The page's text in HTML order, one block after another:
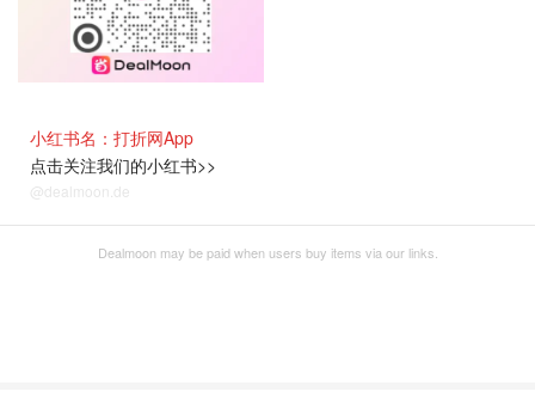
小红书名：打折网App
点击关注我们的小红书>>
@dealmoon.de
Dealmoon may be paid when users buy items via our links.